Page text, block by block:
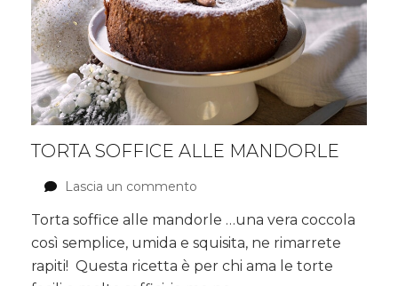
TORTA SOFFICE ALLE MANDORLE
Lascia un commento
soffice
alle
mandorle
Torta soffice alle mandorle …una vera coccola
così semplice, umida e squisita, ne rimarrete
rapiti! Questa ricetta è per chi ama le torte